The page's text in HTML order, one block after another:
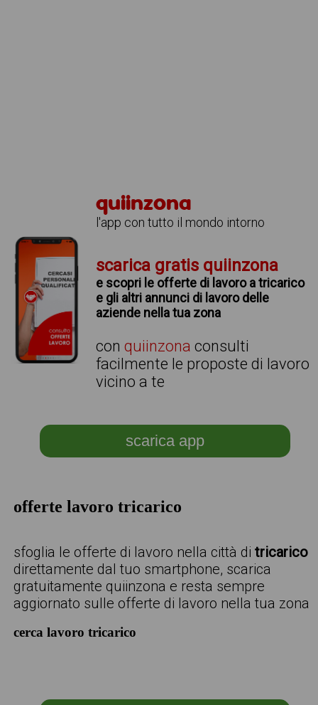
quiinzona
l'app con tutto il mondo intorno
scarica gratis quiinzona
e scopri le offerte di lavoro a tricarico
e gli altri annunci di lavoro delle
aziende nella tua zona
conquiinzona consulti
facilmente le proposte di lavoro
vicino a te
scarica app
offerte lavoro tricarico
sfoglia le offerte di lavoro nella città ditricarico
direttamente dal tuo smartphone, scarica
gratuitamente quiinzona e resta sempre
aggiornato sulle offerte di lavoro nella tua zona
cerca lavoro tricarico